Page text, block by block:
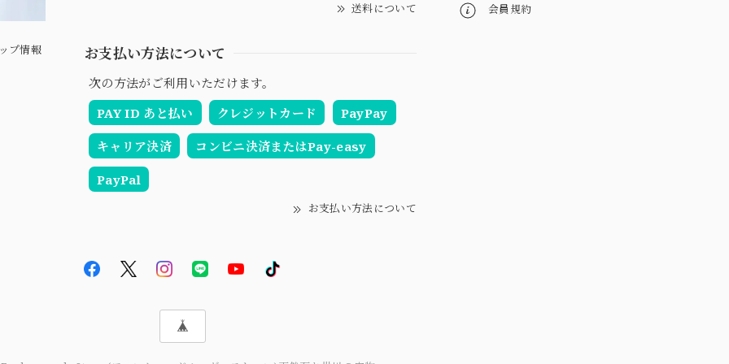
プ情報
送料について
お支払い方法について
次の方法がご利用いただけます。
PAY ID あと払い
クレジットカード PayPay
キャリア決済 コンビニ決済またはPay-easy
PayPal
お支払い方法について
会員規約